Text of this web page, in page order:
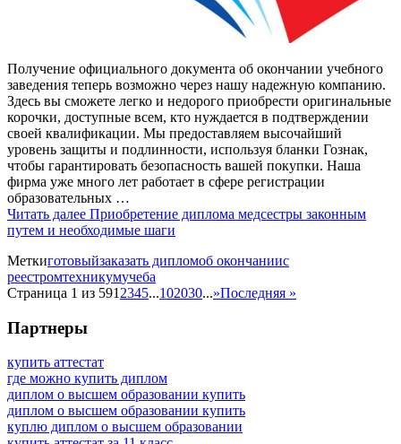
Получение официального документа об окончании учебного
заведения теперь возможно через нашу надежную компанию.
Здесь вы сможете легко и недорого приобрести оригинальные
корочки, доступные всем, кто нуждается в подтверждении
своей квалификации. Мы предоставляем высочайший
уровень защиты и подлинности, используя бланки Гознак,
чтобы гарантировать безопасность вашей покупки. Наша
фирма уже много лет работает в сфере регистрации
образовательных …
Читать далее Приобретение диплома медсестры законным
путем и необходимые шаги
Меткиготовыйзаказать дипломоб окончаниис
реестромтехникумучеба
Страница 1 из 591 2345...102030...»Последняя »
Партнеры
купить аттестат
где можно купить диплом
диплом о высшем образовании купить
диплом о высшем образовании купить
куплю диплом о высшем образовании